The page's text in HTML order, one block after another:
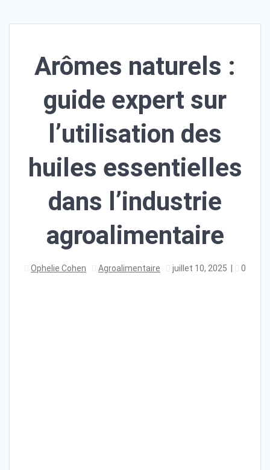
Arômes naturels :
guide expert sur
l’utilisation des
huiles essentielles
dans l’industrie
agroalimentaire
Ophelie Cohen Agroalimentaire juillet 10, 2025 0